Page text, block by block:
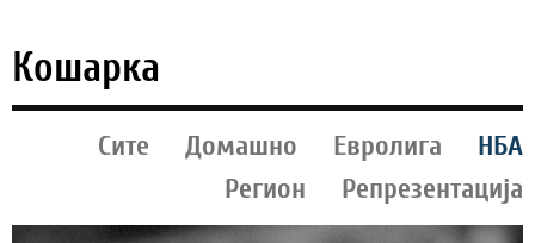
Кошарка
Сите Домашно Евролига
НБА
Регион
Репрезентација